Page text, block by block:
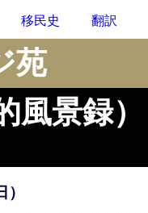
移民史 翻訳
苑
風景録）